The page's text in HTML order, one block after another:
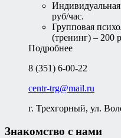
Индивидуальная
руб/час.
Групповая
(тренинг) – 200
Подробнее
8 (351) 6-00-22
centr-trg@mail.ru
г. Трехгорный, ул.
Знакомство с нами